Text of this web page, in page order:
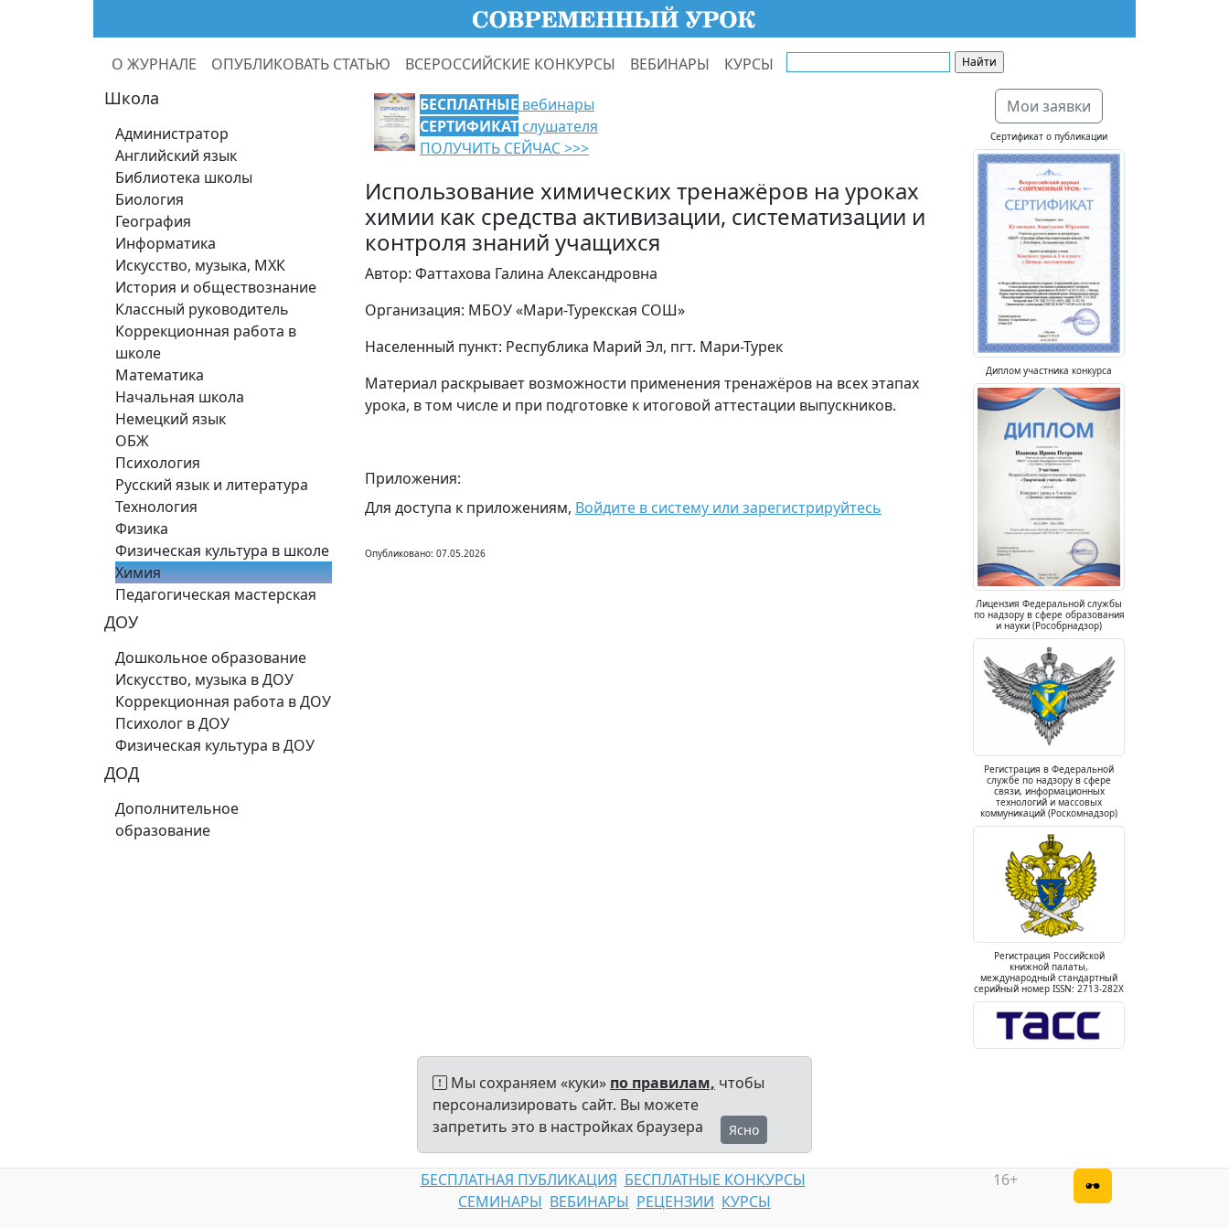
О ЖУРНАЛЕ ОПУБЛИКОВАТЬ СТАТЬЮ ВСЕРОССИЙСКИЕ КОНКУРСЫ ВЕБИНАРЫ КУРСЫ
Школа
Администратор
Английский язык
Библиотека школы
Биология
География
Информатика
Искусство, музыка, МХК
История и обществознание
Классный руководитель
Коррекционная работа в
школе
Математика
Начальная школа
Немецкий язык
ОБЖ
Психология
Русский язык и литература
Технология
Физика
Физическая культура в школе
Химия
Педагогическая мастерская
ДОУ
Дошкольное образование
Искусство, музыка в ДОУ
Коррекционная работа в ДОУ
Психолог в ДОУ
Физическая культура в ДОУ
ДОД
Дополнительное
образование
БЕСПЛАТНЫЕ вебинары
СЕРТИФИКАТ слушателя
ПОЛУЧИТЬ СЕЙЧАС >>>
Использование химических тренажёров на уроках
химии как средства активизации, систематизации и
контроля знаний учащихся
Автор: Фаттахова Галина Александровна
Организация: МБОУ «Мари-Турекская СОШ»
Населенный пункт: Республика Марий Эл, пгт. Мари-Турек
Материал раскрывает возможности применения тренажёров на всех этапах
урока, в том числе и при подготовке к итоговой аттестации выпускников.
Приложения:
Для доступа к приложениям, Войдите в систему или зарегистрируйтесь
Опубликовано: 07.05.2026
Мои заявки
Сертификат о публикации
Диплом участника конкурса
Лицензия Федеральной службы
по надзору в сфере образования
и науки (Рособрнадзор)
Регистрация в Федеральной
службе по надзору в сфере
связи, информационных
технологий и массовых
коммуникаций (Роскомнадзор)
Регистрация Российской
книжной палаты,
международный стандартный
серийный номер ISSN: 2713-282X
Мы сохраняем «куки» по правилам, чтобы
персонализировать сайт. Вы можете
запретить это в настройках браузера
Ясно
БЕСПЛАТНАЯ ПУБЛИКАЦИЯ БЕСПЛАТНЫЕ КОНКУРСЫ
СЕМИНАРЫ ВЕБИНАРЫ РЕЦЕНЗИИ КУРСЫ
16+